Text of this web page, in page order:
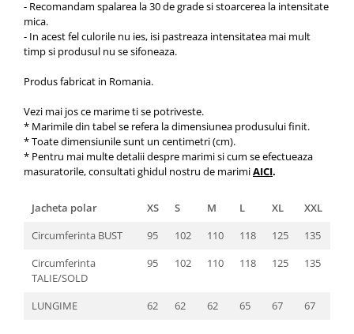
- Recomandam spalarea la 30 de grade si stoarcerea la intensitate
mica.
- In acest fel culorile nu ies, isi pastreaza intensitatea mai mult
timp si produsul nu se sifoneaza.
Produs fabricat in Romania.
Vezi mai jos ce marime ti se potriveste.
* Marimile din tabel se refera la dimensiunea produsului finit.
* Toate dimensiunile sunt un centimetri (cm).
* Pentru mai multe detalii despre marimi si cum se efectueaza
masuratorile, consultati ghidul nostru de marimiAICI.
Jacheta polar XS S M L XL
XXL
Circumferinta BUST
95 102 110 118 125
135
Circumferinta
TALIE/SOLD
95 102 110 118 125 135
LUNGIME 62 62 62 65 67 67